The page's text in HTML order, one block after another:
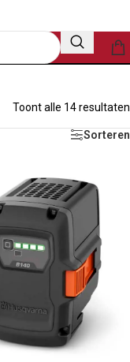
Toont alle 14 resultaten
Sorteren